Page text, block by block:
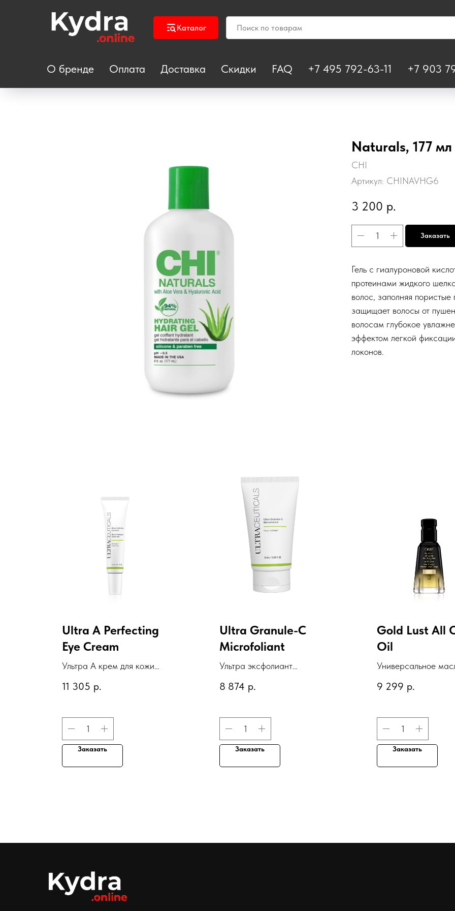
Каталог
О бренде Оплата Доставка Скидки FAQ +7 495 792-63-11 +7 903
Naturals, 177 мл
CHI
Артикул: CHINAVHG6
3 200 р.
Заказать
Гель с гиалуроновой
протеинами жидкого
волос, заполняя
защищает волосы от
волосам глубокое
эффектом легкой
локонов.
Ultra A Perfecting
Eye Cream
Ультра А крем для кожи
"Совершенство кожи"
11 305 р.
Заказать
Ultra Granule-C
Microfoliant
Ультра эксфолиант
витамином С
8 874 р.
Заказать
Gold Lust All
Oil
Универсальное
"Роскошь золота"
9 299 р.
Заказать